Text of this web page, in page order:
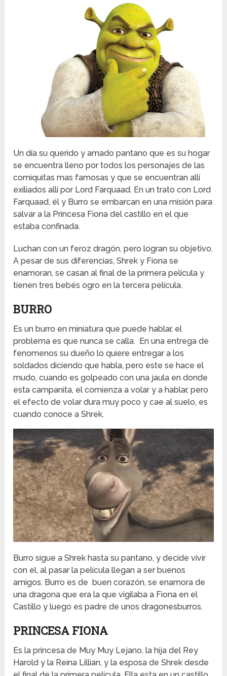
Un día su querido y amado pantano que es su hogar
se encuentra lleno por todos los personajes de las
comiquitas mas famosas y que se encuentran allí
exiliados allí por Lord Farquaad. En un trato con Lord
Farquaad, él y Burro se embarcan en una misión para
salvar a la Princesa Fiona del castillo en el que
estaba confinada.
Luchan con un feroz dragón, pero logran su objetivo.
A pesar de sus diferencias, Shrek y Fiona se
enamoran, se casan al final de la primera película y
tienen tres bebés ogro en la tercera película.
BURRO
Es un burro en miniatura que puede hablar, el
problema es que nunca se calla. En una entrega de
fenomenos su dueño lo quiere entregar a los
soldados diciendo que habla, pero este se hace el
mudo, cuando es golpeado con una jaula en donde
esta campanita, el comienza a volar y a hablar, pero
el efecto de volar dura muy poco y cae al suelo, es
cuando conoce a Shrek.
Burro sigue a Shrek hasta su pantano, y decide vivir
con el, al pasar la película llegan a ser buenos
amigos. Burro es de buen corazón, se enamora de
una dragona que era la que vigilaba a Fiona en el
Castillo y luego es padre de unos dragonesburros.
PRINCESA FIONA
Es la princesa de Muy Muy Lejano, la hija del Rey
Harold y la Reina Lillian, y la esposa de Shrek desde